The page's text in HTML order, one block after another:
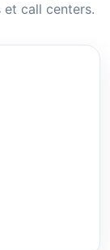
et call centers.